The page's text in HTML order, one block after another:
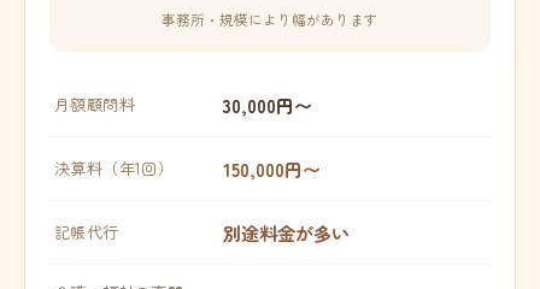
事務所・規模により幅があります
月額顧問料 30,000円〜
決算料（年1回） 150,000円〜
記帳代行 別途料金が多い